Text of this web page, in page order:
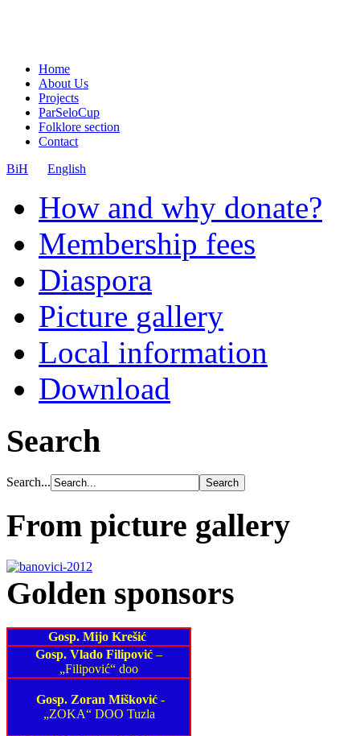
Home
About Us
Projects
ParSeloCup
Folklore section
Contact
BiH
English
How and why donate?
Membership fees
Diaspora
Picture gallery
Local information
Download
Search
Search...
From picture gallery
Golden sponsors
Gosp. Mijo Krešić
Gosp. Vlado Filipović –
„Filipović“ doo
Gosp. Zoran Mišković -
„ZOKA“ DOO Tuzla